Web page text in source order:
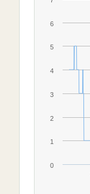
0
1
2
3
4
5
6